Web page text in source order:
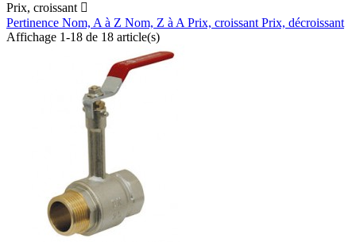
Prix, croissant 
Pertinence Nom, A à Z Nom, Z à A Prix, croissant Prix, décroissant
Affichage 1-18 de 18 article(s)